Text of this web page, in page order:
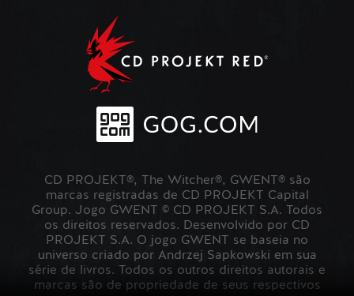
CD PROJEKT®, The Witcher®, GWENT® são
marcas registradas de CD PROJEKT Capital
Group. Jogo GWENT © CD PROJEKT S.A. Todos
os direitos reservados. Desenvolvido por CD
PROJEKT S.A. O jogo GWENT se baseia no
universo criado por Andrzej Sapkowski em sua
série de livros. Todos os outros direitos autorais e
marcas são de propriedade de seus respectivos